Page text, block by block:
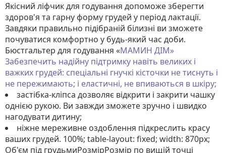
Якісний ліфчик для годування допоможе зберегти
здоров'я та гарну форму грудей у ​​період лактації.
Завдяки правильно підібраній білизні ви зможете
почуватися комфортно у будь-який час доби.
Бюстгальтер для годування «МАМИН ДІМ»
Забезпечить надійну підтримку навіть великих і
важких грудей: спеціальні гнучкі кісточки не тиснуть і
не пережимають; і еластичні, не впиваються в шкіру;
застібка-кліпса дозволяє відкрити і закрити чашку
однією рукою. Ви завжди зможете зручно і швидко
нагодувати дитину;
ніжне мереживне оздоблення підкреслить красу
ваших грудей. 100%; table-layout: fixed; width: 870px;
Об'єм під грудьмиРозмірРозмір по вищій точці